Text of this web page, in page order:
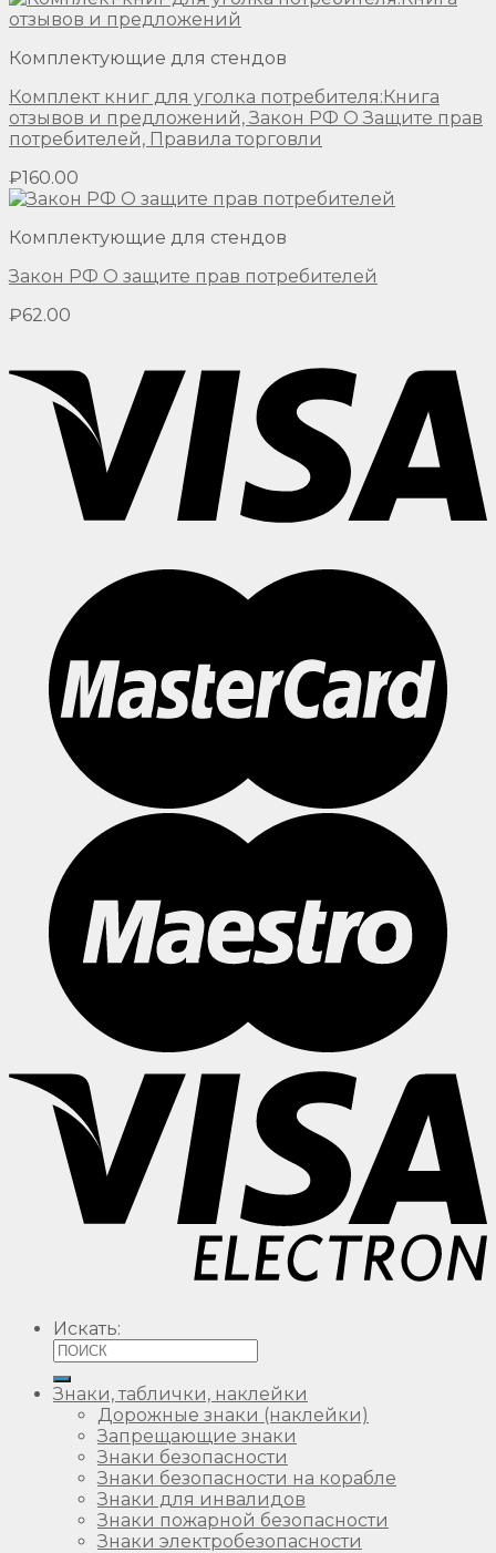
Комплектующие для стендов
Комплект книг для уголка потребителя:Книга
отзывов и предложений, Закон РФ О Защите прав
потребителей, Правила торговли
₽160.00
Комплектующие для стендов
Закон РФ О защите прав потребителей
₽62.00
Искать:
Знаки, таблички, наклейки
Дорожные знаки (наклейки)
Запрещающие знаки
Знаки безопасности
Знаки безопасности на корабле
Знаки для инвалидов
Знаки пожарной безопасности
Знаки электробезопасности